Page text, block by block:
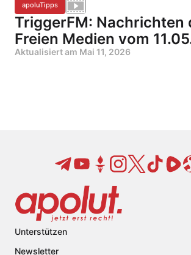
apoluTipps
TriggerFM: Nachrichten
Freien Medien vom
Aktualisiert am Mai 11, 2026
Unterstützen
Newsletter